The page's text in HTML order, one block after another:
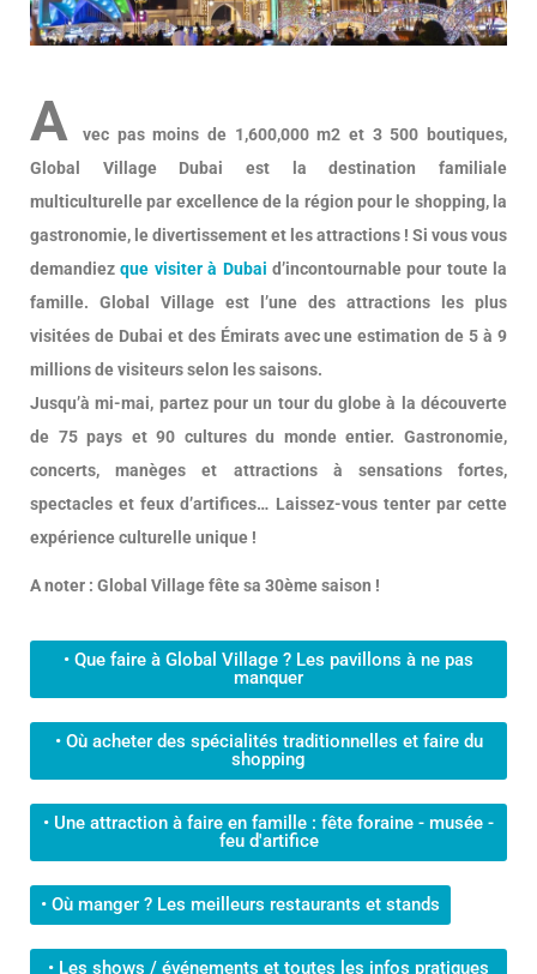
A
vec pas moins de 1,600,000 m2 et 3 500 boutiques,
Global Village Dubai est la destination familiale
multiculturelle par excellence de la région pour le shopping, la
gastronomie, le divertissement et les attractions ! Si vous vous
demandiezque visiter à Dubai d’incontournable pour toute la
famille. Global Village est l’une des attractions les plus
visitées de Dubai et des Émirats avec une estimation de 5 à 9
millions de visiteurs selon les saisons.
Jusqu’à mi-mai, partez pour un tour du globe à la découverte
de 75 pays et 90 cultures du monde entier. Gastronomie,
concerts, manèges et attractions à sensations fortes,
spectacles et feux d’artifices… Laissez-vous tenter par cette
expérience culturelle unique !
A noter : Global Village fête sa 30ème saison !
• Que faire à Global Village ? Les pavillons à ne pas
manquer
• Où acheter des spécialités traditionnelles et faire du
shopping
• Une attraction à faire en famille : fête foraine - musée -
feu d'artifice
• Où manger ? Les meilleurs restaurants et stands
• Les shows / événements et toutes les infos pratiques